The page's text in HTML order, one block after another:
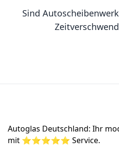
Sind
Autoglas Deutschland: Ihr
mit ⭐⭐⭐⭐⭐ Service.